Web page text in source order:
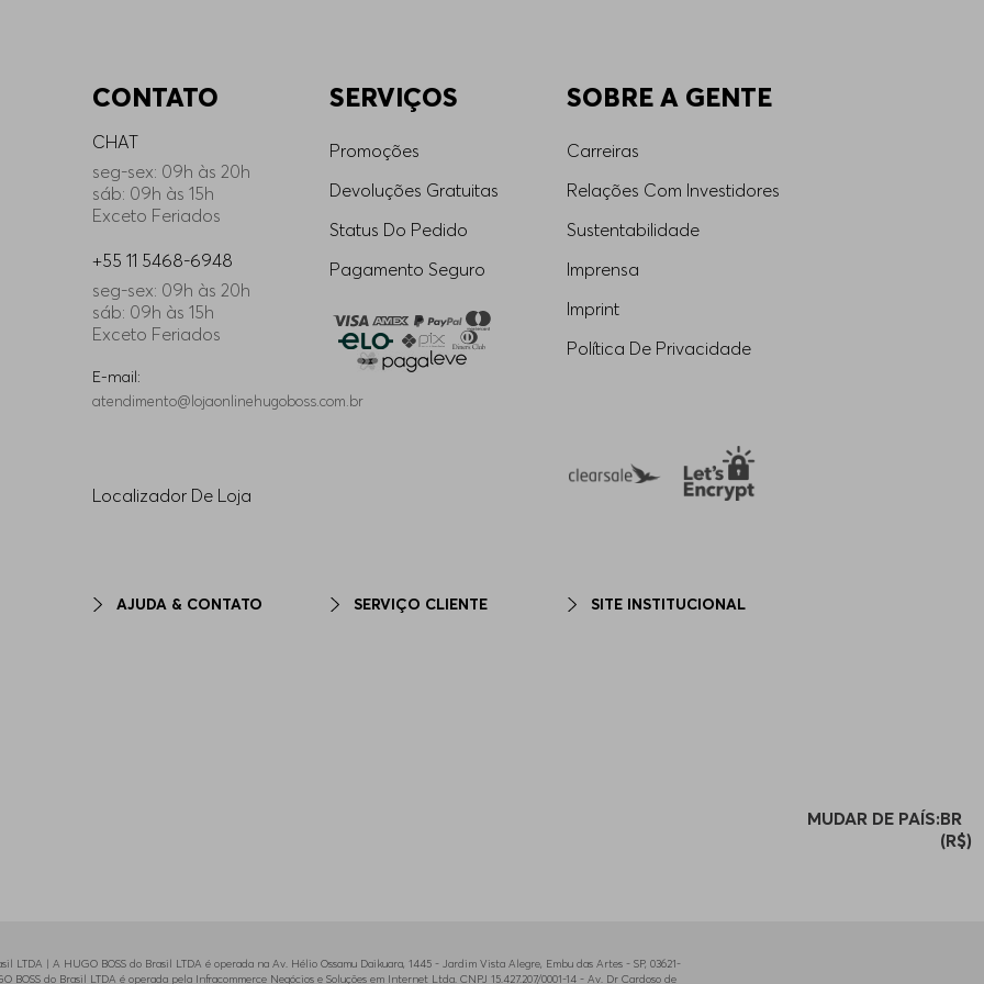
CONTATO
CHAT
seg-sex: 09h às 20h
sáb: 09h às 15h
Exceto Feriados
+55 11 5468-6948
seg-sex: 09h às 20h
sáb: 09h às 15h
Exceto Feriados
E-mail:
atendimento@lojaonlinehugoboss.com.br
Localizador De Loja
AJUDA & CONTATO
SERVIÇOS
Promoções
Devoluções Gratuitas
Status Do Pedido
Pagamento Seguro
SERVIÇO CLIENTE
SOBRE A GENTE
Carreiras
Relações Com Investidores
Sustentabilidade
Imprensa
Imprint
Política De Privacidade
SITE INSTITUCIONAL
MUDAR DE PAÍS:BR
(R$)
LTDA | A HUGO BOSS do Brasil LTDA é operada na Av. Hélio Ossamu Daikuara, 1445 - Jardim Vista Alegre, Embu das Artes - SP, 03621-
BOSS do Brasil LTDA é operada pela Infracommerce Negócios e Soluções em Internet Ltda. CNPJ 15.427.207/0001-14 - Av. Dr Cardoso de